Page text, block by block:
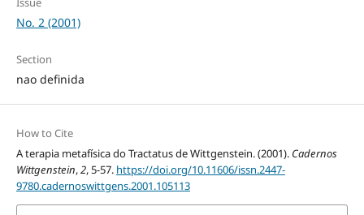
No. 2 (2001)
Section
nao definida
How to Cite
A terapia metafísica do Tractatus de Wittgenstein. (2001). Cadernos
Wittgenstein,2, 5-57. https://doi.org/10.11606/issn.2447-
9780.cadernoswittgens.2001.105113